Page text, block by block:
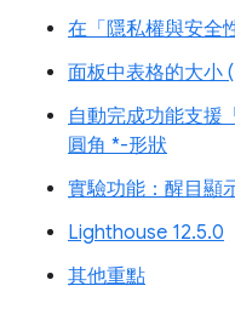
在「隱私權與安全
面板中表格的大小
自動完成功能支援
圓角 *-形狀
實驗功能：醒目顯
Lighthouse 12.5.0
其他重點